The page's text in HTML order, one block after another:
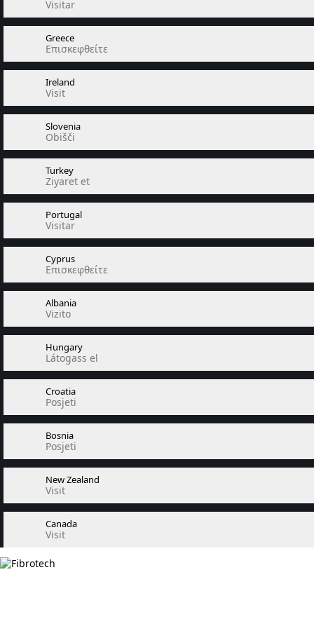
Visitar
Greece
Επισκεφθείτε
Ireland
Visit
Slovenia
Obišči
Turkey
Ziyaret et
Portugal
Visitar
Cyprus
Επισκεφθείτε
Albania
Vizito
Hungary
Látogass el
Croatia
Posjeti
Bosnia
Posjeti
New Zealand
Visit
Canada
Visit